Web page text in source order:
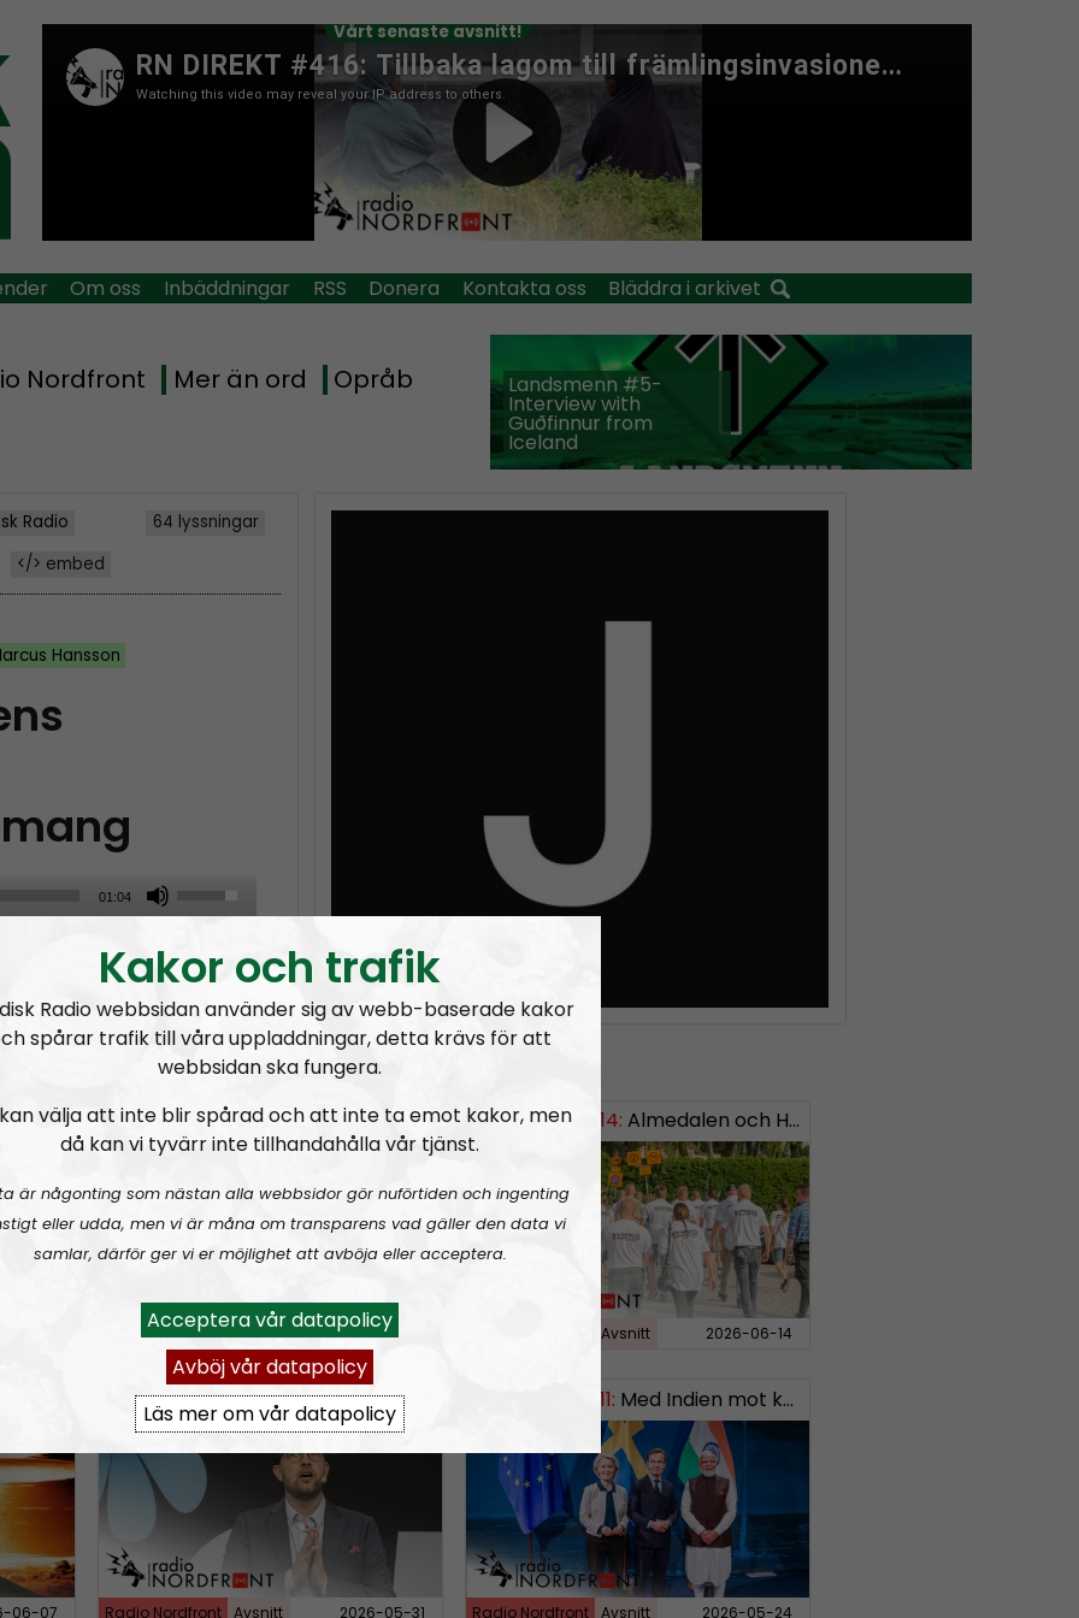
Vårt senaste avsnitt!
Om oss Inbäddningar RSS Donera Kontakta oss Bläddra i arkivet
Nordfront Mer än ord Opråb Landsmenn #5-
Interview with
Guðfinnur from
Iceland
Radio
64 lyssningar
</> embed
Hansson
01:04
U
s
e
U
p
o
w
n
A
r
o
w
k
e
y
o
i
diskuterade
anmälningar av
SWISH: 0738958452
RN DIREKT#415:Sommarlov och prepping SWISH: 0738958452
Radio Nordfront Avsnitt 2026-06-29
RN DIREKT#414: Almedalen och Hübinettes fall
Avsnitt 2026-06-14
06-07
RN DIREKT#412:Avsnitt fyrahundratolv SWISH: 0700738064
Radio Nordfront Avsnitt 2026-05-31
RN DIREKT#411: Med Indien mot kosmos SWISH: 0700738064
Radio Nordfront Avsnitt 2026-05-24
Kakor och trafik
Radio webbsidan använder sig av webb-baserade kakor
spårar trafik till våra uppladdningar, detta krävs för att
webbsidan ska fungera.
välja att inte blir spårad och att inte ta emot kakor, men
då kan vi tyvärr inte tillhandahålla vår tjänst.
är någonting som nästan alla webbsidor gör nuförtiden och ingenting
eller udda, men vi är måna om transparens vad gäller den data vi
samlar, därför ger vi er möjlighet att avböja eller acceptera.
Acceptera vår datapolicy
Avböj vår datapolicy
Läs mer om vår datapolicy